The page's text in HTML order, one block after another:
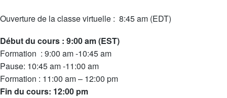
Ouverture de la classe virtuelle : 8:45 am (EDT)
Début du cours : 9:00 am (EST)
Formation : 9:00 am -10:45 am
Pause: 10:45 am -11:00 am
Formation : 11:00 am – 12:00 pm
Fin du cours: 12:00 pm